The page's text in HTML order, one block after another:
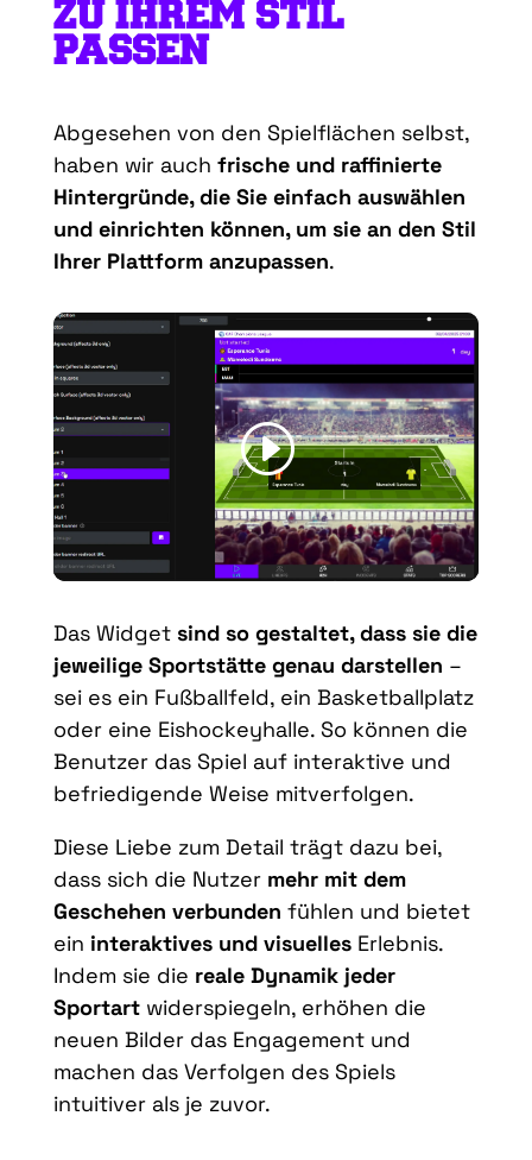
ZU IHREM STIL
PASSEN
Abgesehen von den Spielflächen selbst,
haben wir auch frische und raffinierte
Hintergründe, die Sie einfach auswählen
und einrichten können, um sie an den Stil
Ihrer Plattform anzupassen.
Das Widget sind so gestaltet, dass sie die
jeweilige Sportstätte genau darstellen –
sei es ein Fußballfeld, ein Basketballplatz
oder eine Eishockeyhalle. So können die
Benutzer das Spiel auf interaktive und
befriedigende Weise mitverfolgen.
Diese Liebe zum Detail trägt dazu bei,
dass sich die Nutzermehr mit dem
Geschehen verbunden fühlen und bietet
ein interaktives und visuellesErlebnis.
Indem sie die reale Dynamik jeder
Sportartwiderspiegeln, erhöhen die
neuen Bilder das Engagement und
machen das Verfolgen des Spiels
intuitiver als je zuvor.